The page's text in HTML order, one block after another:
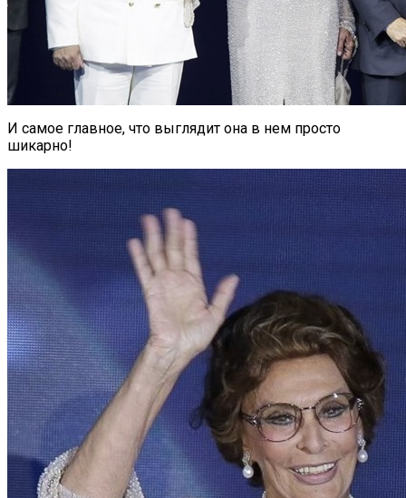
И самое главное, что выглядит она в нем просто
шикарно!